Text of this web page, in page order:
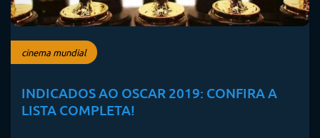
cinema mundial
INDICADOS AO OSCAR 2019: CONFIRA A
LISTA COMPLETA!